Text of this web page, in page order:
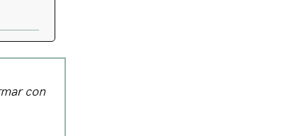
con